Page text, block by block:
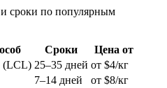
сроки по популярным
Сроки
Цена от
(LCL) 25–35 дней от $4/кг
7–14 дней
от $8/кг